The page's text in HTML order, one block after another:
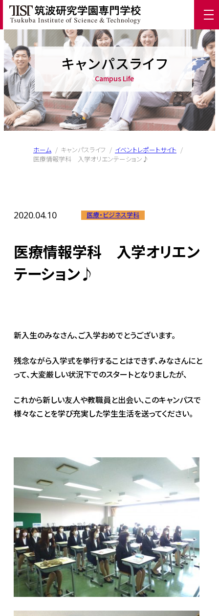
キャンパスライフ
Campus Life
ホーム / キャンパスライフ / イベントレポートサイト /
医療情報学科 入学オリエンテーション♪
2020.04.10 医療・ビジネス学科
医療情報学科 入学オリエン
テーション♪
新入生のみなさん、ご入学おめでとうございます。
残念ながら入学式を挙行することはできず、みなさんにと
って、大変厳しい状況下でのスタートとなりましたが、
これから新しい友人や教職員と出会い、このキャンパスで
様々なことを学び充実した学生生活を送ってください。